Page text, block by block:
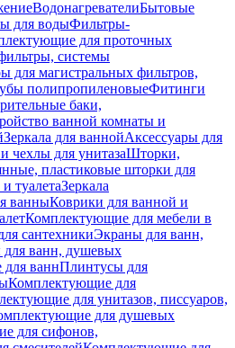
ВодонагревателиБытовые
для водыФильтры-
для проточных
системы
для магистральных фильтров,
полипропиленовыеФитинги
баки,
ванной комнаты и
Зеркала для ваннойАксессуары для
чехлы для унитазаШторки,
пластиковые шторки для
туалетаЗеркала
ванныКоврики для ванной и
Комплектующие для мебели в
сантехникиЭкраны для ванн,
ванн, душевых
ваннПлинтусы для
Комплектующие для
для унитазов, писсуаров,
для душевых
для сифонов,